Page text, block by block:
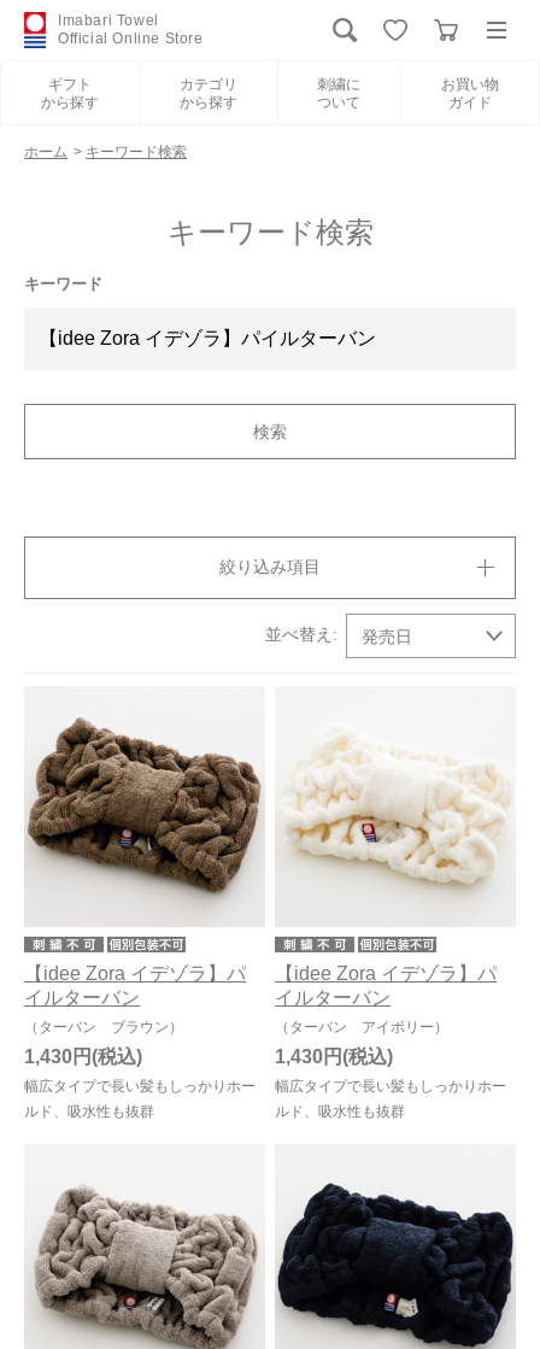
Imabari Towel
Official Online Store
ギフト
から探す
カテゴリ
から探す
刺繍に
ついて
お買い物
ガイド
新規会員登録
カテゴリから探す
刺繍について
今治タオルについて
店舗リスト
ヘルプ
規約
大量購入・法人向けの購入の方は
お問い合わせ
ホーム > キーワード検索
キーワード検索
絞り込み項目
【idee Zora イデゾラ】パ
イルターバン
（ターバン ブラウン）
幅広タイプで長い髪もしっかりホー
ルド、吸水性も抜群
1,430円
【idee Zora イデゾラ】パ
イルターバン
（ターバン アイボリー）
幅広タイプで長い髪もしっかりホー
ルド、吸水性も抜群
1,430円
キーワード